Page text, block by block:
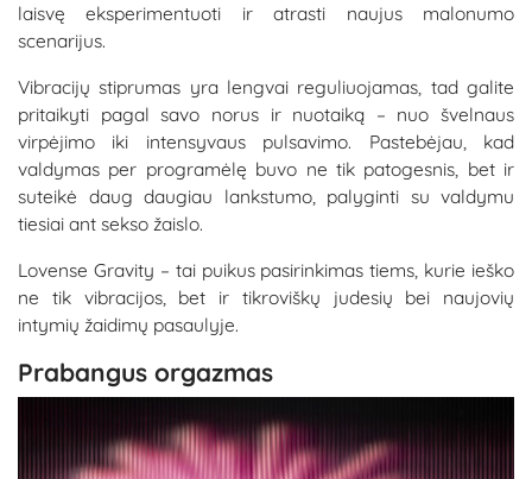
laisvę eksperimentuoti ir atrasti naujus malonumo
scenarijus.
Vibracijų stiprumas yra lengvai reguliuojamas, tad galite
pritaikyti pagal savo norus ir nuotaiką – nuo švelnaus
virpėjimo iki intensyvaus pulsavimo. Pastebėjau, kad
valdymas per programėlę buvo ne tik patogesnis, bet ir
suteikė daug daugiau lankstumo, palyginti su valdymu
tiesiai ant sekso žaislo.
Lovense Gravity – tai puikus pasirinkimas tiems, kurie ieško
ne tik vibracijos, bet ir tikroviškų judesių bei naujovių
intymių žaidimų pasaulyje.
Prabangus orgazmas